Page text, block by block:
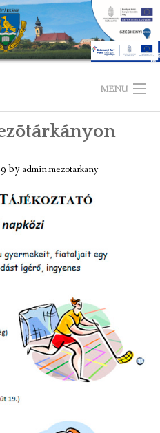
MENU
byadmin.mezotarkany